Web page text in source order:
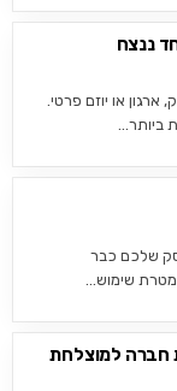
ננצח
או יוזם פרטי.
ביותר…
שלכם כבר
שימוש…
חברה למוצלחת